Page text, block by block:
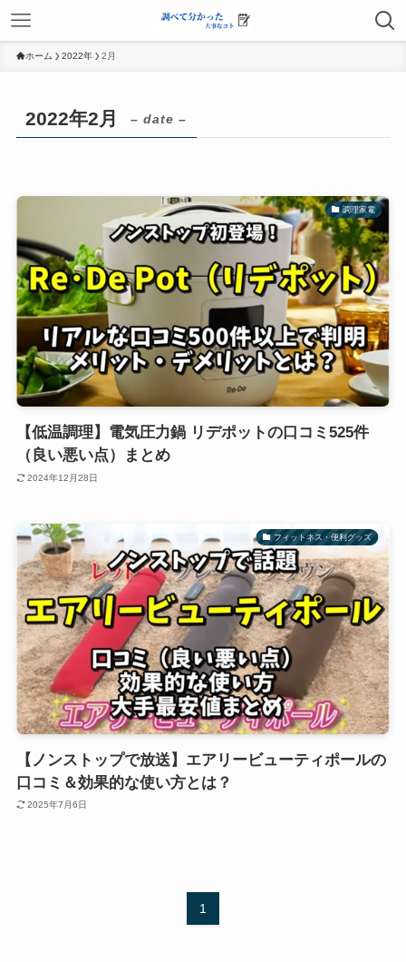
ホーム 2022年 2月
2022年2月 – date –
調理家電
【低温調理】電気圧力鍋 リデポットの口コミ525件
（良い悪い点）まとめ
2024年12月28日
フィットネス・便利グッズ
【ノンストップで放送】エアリービューティポールの
口コミ＆効果的な使い方とは？
2025年7月6日
1